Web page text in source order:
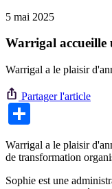
5 mai 2025
Warrigal accueille
Warrigal a le plaisir
Partager l'article
Warrigal a le plaisir
de transformation
Sophie est une